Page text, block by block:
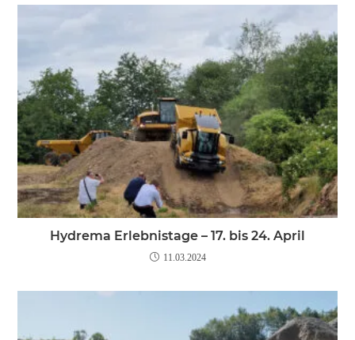
Hydrema Erlebnistage – 17. bis 24. April
11.03.2024